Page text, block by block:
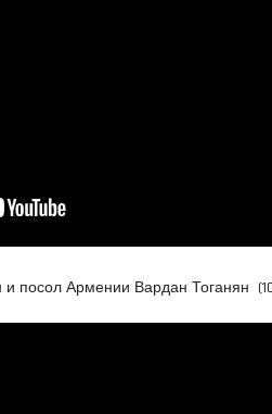
посол Армении Вардан Тоганян